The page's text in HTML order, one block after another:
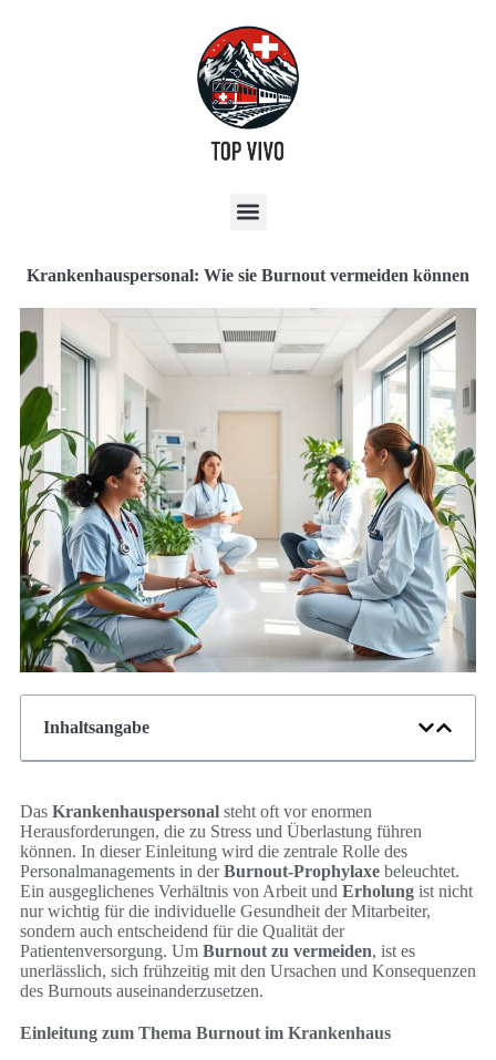
Krankenhauspersonal: Wie sie Burnout vermeiden können
Inhaltsangabe
Das Krankenhauspersonal steht oft vor enormen
Herausforderungen, die zu Stress und Überlastung führen
können. In dieser Einleitung wird die zentrale Rolle des
Personalmanagements in derBurnout-Prophylaxe beleuchtet.
Ein ausgeglichenes Verhältnis von Arbeit und Erholung ist nicht
nur wichtig für die individuelle Gesundheit der Mitarbeiter,
sondern auch entscheidend für die Qualität der
Patientenversorgung. Um Burnout zu vermeiden, ist es
unerlässlich, sich frühzeitig mit den Ursachen und Konsequenzen
des Burnouts auseinanderzusetzen.
Einleitung zum Thema Burnout im Krankenhaus